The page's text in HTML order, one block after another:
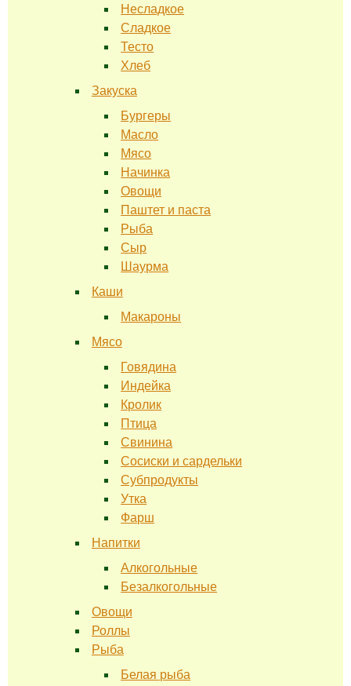
Несладкое
Сладкое
Тесто
Хлеб
Закуска
Бургеры
Масло
Мясо
Начинка
Овощи
Паштет и паста
Рыба
Сыр
Шаурма
Каши
Макароны
Мясо
Говядина
Индейка
Кролик
Птица
Свинина
Сосиски и сардельки
Субпродукты
Утка
Фарш
Напитки
Алкогольные
Безалкогольные
Овощи
Роллы
Рыба
Белая рыба